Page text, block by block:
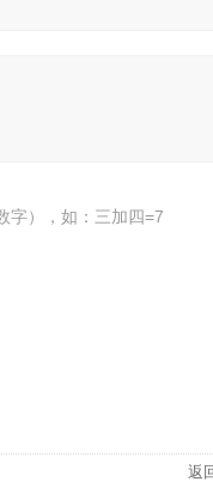
字），如：三加四=7
返